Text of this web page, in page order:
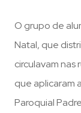
O grupo de
Natal, que
circulavam nas
que aplicaram
Paroquial